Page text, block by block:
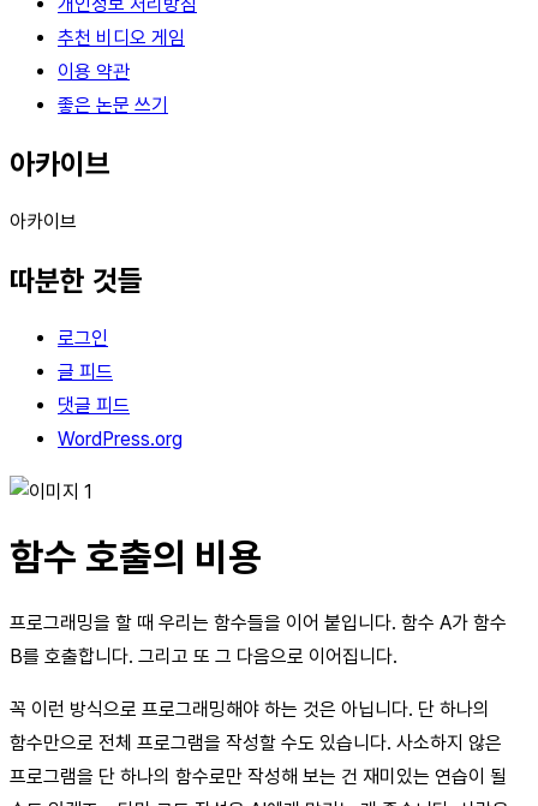
추천 비디오 게임
이용 약관
좋은 논문 쓰기
아카이브
아카이브
따분한 것들
로그인
글 피드
댓글 피드
WordPress.org
함수 호출의 비용
프로그래밍을 할 때 우리는 함수들을 이어 붙입니다. 함수 A가 함수
B를 호출합니다. 그리고 또 그 다음으로 이어집니다.
꼭 이런 방식으로 프로그래밍해야 하는 것은 아닙니다. 단 하나의
함수만으로 전체 프로그램을 작성할 수도 있습니다. 사소하지 않은
프로그램을 단 하나의 함수로만 작성해 보는 건 재미있는 연습이 될